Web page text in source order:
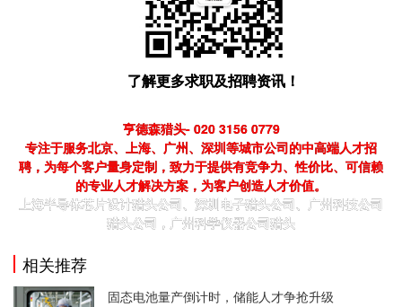
了解更多求职及招聘资讯！
亨德森猎头- 020 3156 0779
专注于服务北京、上海、广州、深圳等城市公司的中高端人才招
聘，为每个客户量身定制，致力于提供有竞争力、性价比、可信赖
的专业人才解决方案，为客户创造人才价值。
上海半导体芯片设计猎头公司、深圳电子猎头公司、广州科技公司
猎头公司，广州科学仪器公司猎头
相关推荐
固态电池量产倒计时，储能人才争抢升级